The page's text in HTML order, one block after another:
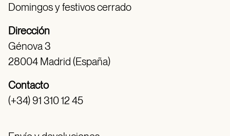
Domingos y festivos cerrado
Dirección
Génova 3
28004 Madrid (España)
Contacto
(+34) 91 310 12 45